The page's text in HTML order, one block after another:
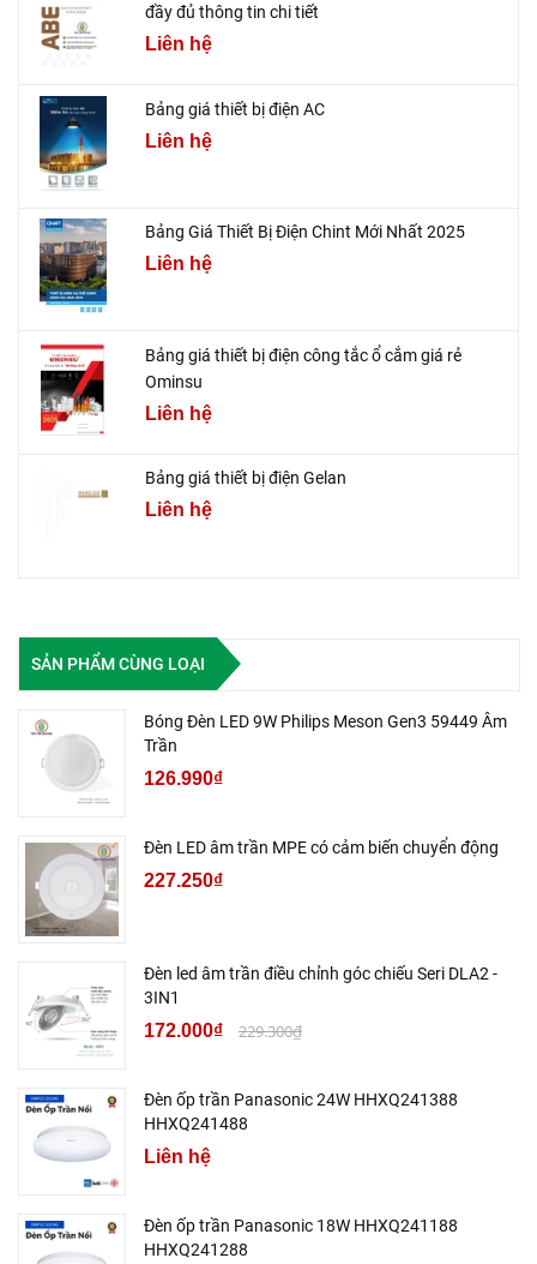
đầy đủ thông tin chi tiết
Liên hệ
Bảng giá thiết bị điện AC
Liên hệ
Bảng Giá Thiết Bị Điện Chint Mới Nhất 2025
Liên hệ
Bảng giá thiết bị điện công tắc ổ cắm giá rẻ
Ominsu
Liên hệ
Bảng giá thiết bị điện Gelan
Liên hệ
SẢN PHẨM CÙNG LOẠI
Bóng Đèn LED 9W Philips Meson Gen3 59449 Âm
Trần
126.990₫
Đèn LED âm trần MPE có cảm biến chuyển động
227.250₫
Đèn led âm trần điều chỉnh góc chiếu Seri DLA2 -
3IN1
172.000₫ 229.300₫
Đèn ốp trần Panasonic 24W HHXQ241388
HHXQ241488
Liên hệ
Đèn ốp trần Panasonic 18W HHXQ241188
HHXQ241288